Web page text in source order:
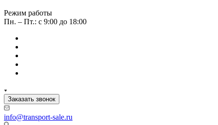
Режим работы
Пн. – Пт.: с 9:00 до 18:00
Заказать звонок
info@transport-sale.ru